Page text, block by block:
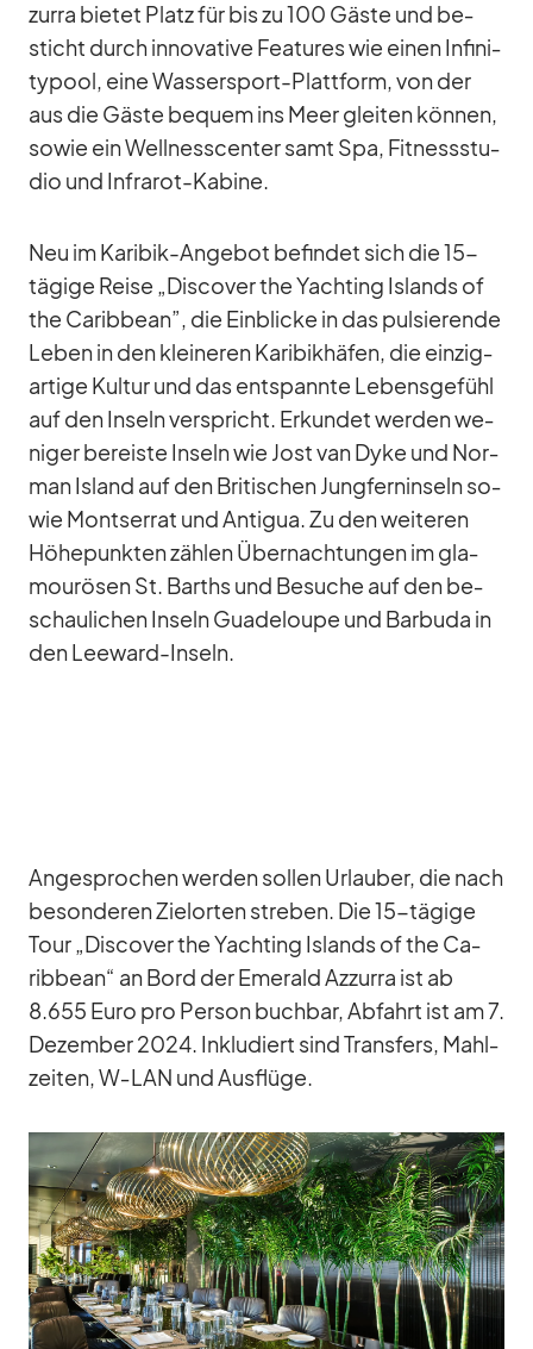
zurra bie­tet Platz für bis zu 100 Gäste und be­
sticht durch in­no­va­tive Fea­tures wie ei­nen In­fi­ni­
ty­pool, eine Was­ser­sport-Platt­form, von der
aus die Gäste be­quem ins Meer glei­ten kön­nen,
so­wie ein Well­ness­cen­ter samt Spa, Fit­ness­stu­
dio und In­fra­rot-Ka­bine.
Neu im Ka­ri­bik-An­ge­bot be­fin­det sich die 15-
tä­gige Reise „Dis­co­ver the Yacht­ing Is­lands of
the Ca­rib­bean”, die Ein­bli­cke in das pul­sie­rende
Le­ben in den klei­ne­ren Ka­ri­bik­hä­fen, die ein­zig­
ar­tige Kul­tur und das ent­spannte Le­bens­ge­fühl
auf den In­seln ver­spricht. Er­kun­det wer­den we­
ni­ger be­reiste In­seln wie Jost van Dyke und Nor­
man Is­land auf den Bri­ti­schen Jung­fern­in­seln so­
wie Monts­er­rat und An­ti­gua. Zu den wei­te­ren
Hö­he­punk­ten zäh­len Über­nach­tun­gen im gla­
mou­rö­sen St. Barths und Be­su­che auf den be­
schau­li­chen In­seln Gua­de­loupe und Bar­buda in
den Lee­ward-In­seln.
An­ge­spro­chen wer­den sol­len Ur­lau­ber, die nach
be­son­de­ren Ziel­or­ten stre­ben. Die 15-tä­gige
Tour „Dis­co­ver the Yacht­ing Is­lands of the Ca­
rib­bean“ an Bord der Emer­ald Az­zurra ist ab
8.655 Euro pro Per­son buch­bar, Ab­fahrt ist am 7.
De­zem­ber 2024. In­klu­diert sind Trans­fers, Mahl­
zei­ten, W‑LAN und Aus­flüge.